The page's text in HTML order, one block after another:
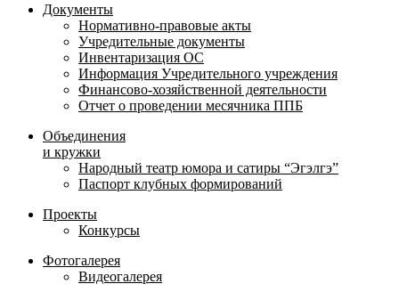
Документы
Нормативно-правовые акты
Учредительные документы
Инвентаризация ОС
Информация Учредительного учреждения
Финансово-хозяйственной деятельности
Отчет о проведении месячника ППБ
Объединения
и кружки
Народный театр юмора и сатиры “Эгэлгэ”
Паспорт клубных формирований
Проекты
Конкурсы
Фотогалерея
Видеогалерея